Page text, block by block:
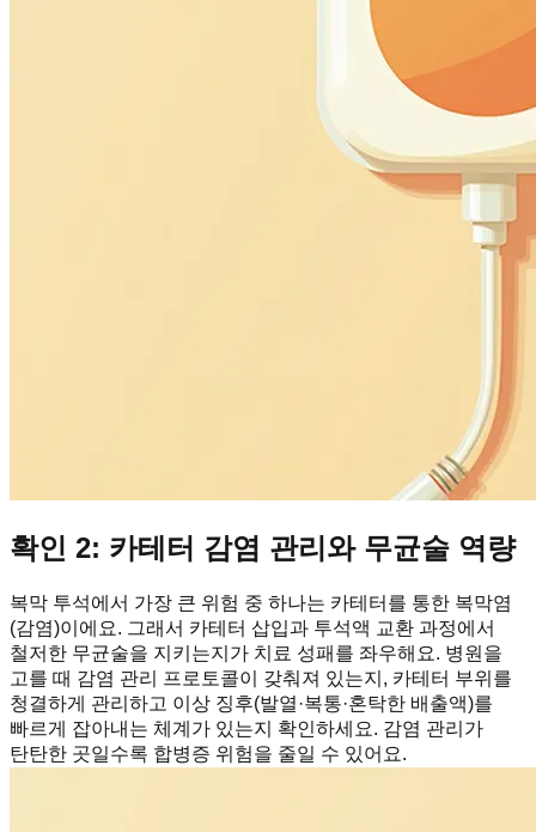
확인 2: 카테터 감염 관리와 무균술 역량
복막 투석에서 가장 큰 위험 중 하나는 카테터를 통한 복막염
(감염)이에요. 그래서 카테터 삽입과 투석액 교환 과정에서
철저한 무균술을 지키는지가 치료 성패를 좌우해요. 병원을
고를 때 감염 관리 프로토콜이 갖춰져 있는지, 카테터 부위를
청결하게 관리하고 이상 징후(발열·복통·혼탁한 배출액)를
빠르게 잡아내는 체계가 있는지 확인하세요. 감염 관리가
탄탄한 곳일수록 합병증 위험을 줄일 수 있어요.